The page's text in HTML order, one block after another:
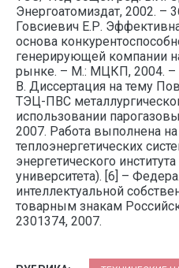
Энергоатомиздат, 2002. –
Говсиевич Е.Р.
основа
генерирующей компании
рынке. – М.: МЦКП, 2004. –
В. Диссертация на тему
ТЭЦ-ПВС
использовании
2007. Работа выполнена
теплоэнергетических
энергетического
университета). [6] –
интеллектуальной
товарным знакам
2301374, 2007.